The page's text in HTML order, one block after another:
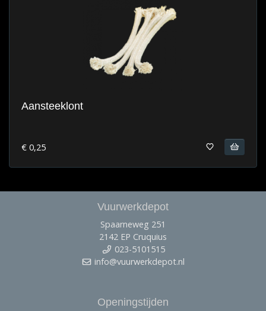
Aansteeklont
€ 0,25
Vuurwerkdepot
Spaarneweg 251
2142 EP Cruquius
023-5101515
info@vuurwerkdepot.nl
Openingstijden